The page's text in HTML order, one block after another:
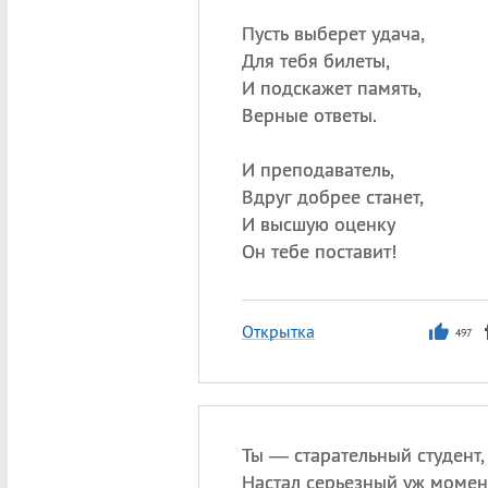
Пусть выберет удача,
Для тебя билеты,
И подскажет память,
Верные ответы.
И преподаватель,
Вдруг добрее станет,
И высшую оценку
Он тебе поставит!
Открытка 497
Ты — старательный студент,
Настал серьезный уж